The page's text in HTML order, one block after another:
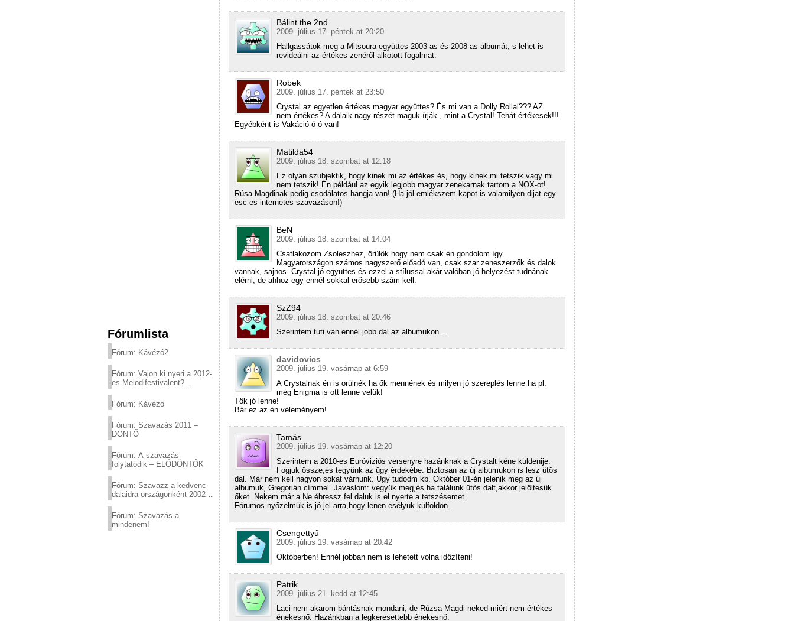
Fórumlista
Fórum: Kávézó2
Fórum: Vajon ki nyeri a 2012-
es Melodifestivalent?
Fórum: Kávézó
Fórum: Szavazás 2011 –
DÖNTŐ
Fórum: A szavazás
folytatódik – ELŐDÖNTŐK
Fórum: Szavazz a kedvenc
dalaidra országonként 2002
Fórum: Szavazás a
mindenem!
Bálint the 2nd
2009. július 17. péntek at 20:20
Hallgassátok meg a Mitsoura együttes 2003-as és 2008-as albumát, s lehet is
revideálni az értékes zenéről alkotott fogalmat.
Robek
2009. július 17. péntek at 23:50
Crystal az egyetlen értékes magyar együttes? És mi van a Dolly Rollal??? AZ
nem értékes? A dalaik nagy részét maguk írják , mint a Crystal! Tehát értékesek!!!
Egyébként is Vakáció-ó-ó van!
Matilda54
2009. július 18. szombat at 12:18
Ez olyan szubjektik, hogy kinek mi az értékes és, hogy kinek mi tetszik vagy mi
nem tetszik! Én például az egyik legjobb magyar zenekarnak tartom a NOX-ot!
Rúsa Magdinak pedig csodálatos hangja van! (Ha jól emlékszem kapot is valamilyen dijat egy
esc-es internetes szavazáson!)
BeN
2009. július 18. szombat at 14:04
Csatlakozom Zsoleszhez, örülök hogy nem csak én gondolom így.
Magyarországon számos nagyszerő előadó van, csak szar zeneszerzők és dalok
vannak, sajnos. Crystal jó együttes és ezzel a stílussal akár valóban jó helyezést tudnának
elérni, de ahhoz egy ennél sokkal erősebb szám kell.
SzZ94
2009. július 18. szombat at 20:46
Szerintem tuti van ennél jobb dal az albumukon…
davidovics
2009. július 19. vasárnap at 6:59
A Crystalnak én is örülnék ha ők mennének és milyen jó szereplés lenne ha pl.
még Enigma is ott lenne velük!
Tök jó lenne!
Bár ez az én véleményem!
Tamás
2009. július 19. vasárnap at 12:20
Szerintem a 2010-es Euróviziós versenyre hazánknak a Crystalt kéne küldenije.
Fogjuk össze,és tegyünk az ügy érdekébe. Biztosan az új albumukon is lesz ütös
dal. Már nem kell nagyon sokat várnunk. Úgy tudodm kb. Október 01-én jelenik meg az új
albumuk, Gregorián címmel. Javaslom: vegyük meg,és ha találunk ütős dalt,akkor jelöltesük
őket. Nekem már a Ne ébressz fel daluk is el nyerte a tetszésemet.
Fórumos nyőzelmük is jó jel arra,hogy lenen esélyük külföldön.
Csengettyű
2009. július 19. vasárnap at 20:42
Októberben! Ennél jobban nem is lehetett volna időzíteni!
Patrik
2009. július 21. kedd at 12:45
Laci nem akarom bántásnak mondani, de Rúzsa Magdi neked miért nem értékes
énekesnő. Hazánkban a legkeresettebb énekesnő.